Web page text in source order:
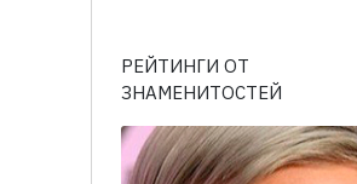
РЕЙТИНГИ ОТ
ЗНАМЕНИТОСТЕЙ